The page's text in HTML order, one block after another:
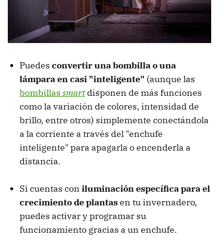
Puedes convertir una bombilla o una
lámpara en casi "inteligente" (aunque las
bombillas smartdisponen de más funciones
como la variación de colores, intensidad de
brillo, entre otros) simplemente conectándola
a la corriente a través del "enchufe
inteligente" para apagarla o encenderla a
distancia.
Si cuentas con iluminación específica para el
crecimiento de plantasen tu invernadero,
puedes activar y programar su
funcionamiento gracias a un enchufe.